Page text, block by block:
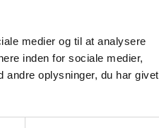
medier og til at analysere
inden for sociale medier,
andre oplysninger, du har givet